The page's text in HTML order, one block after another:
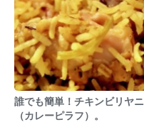
誰でも簡単！チキンビリヤニ
（カレーピラフ）。